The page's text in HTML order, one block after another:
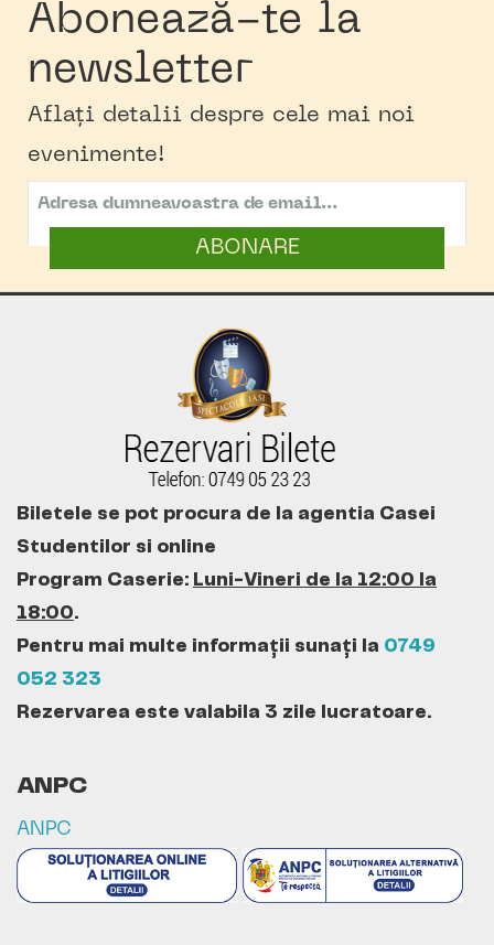
Abonează-te la
newsletter
Aflați detalii despre cele mai noi
evenimente!
ABONARE
Biletele se pot procura de la agentia Casei
Studentilor si online
Program Caserie: Luni-Vineri de la 12:00 la
18:00.
Pentru mai multe informații sunați la 0749
052 323
Rezervarea este valabila 3 zile lucratoare.
ANPC
ANPC